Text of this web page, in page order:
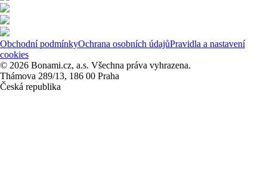
Obchodní podmínkyOchrana osobních údajůPravidla a nastavení
cookies
© 2026 Bonami.cz, a.s. Všechna práva vyhrazena.
Thámova 289/13, 186 00 Praha
Česká republika